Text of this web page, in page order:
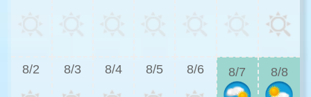
8/2 8/3 8/4 8/5 8/6 8/7 8/8